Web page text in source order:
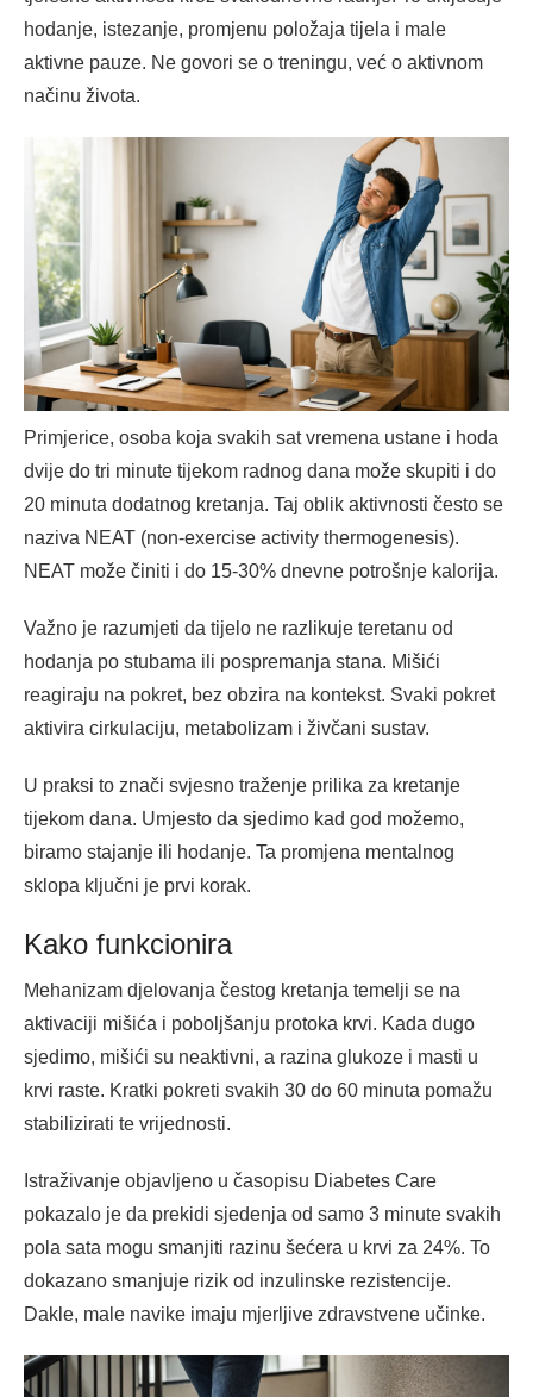
hodanje, istezanje, promjenu položaja tijela i male
aktivne pauze. Ne govori se o treningu, već o aktivnom
načinu života.
Primjerice, osoba koja svakih sat vremena ustane i hoda
dvije do tri minute tijekom radnog dana može skupiti i do
20 minuta dodatnog kretanja. Taj oblik aktivnosti često se
naziva NEAT (non-exercise activity thermogenesis).
NEAT može činiti i do 15-30% dnevne potrošnje kalorija.
Važno je razumjeti da tijelo ne razlikuje teretanu od
hodanja po stubama ili pospremanja stana. Mišići
reagiraju na pokret, bez obzira na kontekst. Svaki pokret
aktivira cirkulaciju, metabolizam i živčani sustav.
U praksi to znači svjesno traženje prilika za kretanje
tijekom dana. Umjesto da sjedimo kad god možemo,
biramo stajanje ili hodanje. Ta promjena mentalnog
sklopa ključni je prvi korak.
Kako funkcionira
Mehanizam djelovanja čestog kretanja temelji se na
aktivaciji mišića i poboljšanju protoka krvi. Kada dugo
sjedimo, mišići su neaktivni, a razina glukoze i masti u
krvi raste. Kratki pokreti svakih 30 do 60 minuta pomažu
stabilizirati te vrijednosti.
Istraživanje objavljeno u časopisu Diabetes Care
pokazalo je da prekidi sjedenja od samo 3 minute svakih
pola sata mogu smanjiti razinu šećera u krvi za 24%. To
dokazano smanjuje rizik od inzulinske rezistencije.
Dakle, male navike imaju mjerljive zdravstvene učinke.